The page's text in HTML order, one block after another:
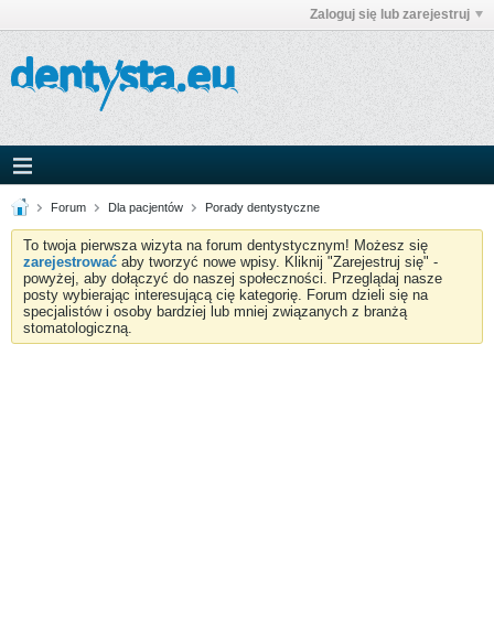
Zaloguj się lub zarejestruj
Forum Dla pacjentów Porady dentystyczne
To twoja pierwsza wizyta na forum dentystycznym! Możesz się
zarejestrować aby tworzyć nowe wpisy. Kliknij "Zarejestruj się" -
powyżej, aby dołączyć do naszej społeczności. Przeglądaj nasze
posty wybierając interesującą cię kategorię. Forum dzieli się na
specjalistów i osoby bardziej lub mniej związanych z branżą
stomatologiczną.